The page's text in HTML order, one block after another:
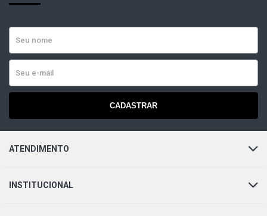
CADASTRAR
ATENDIMENTO
INSTITUCIONAL